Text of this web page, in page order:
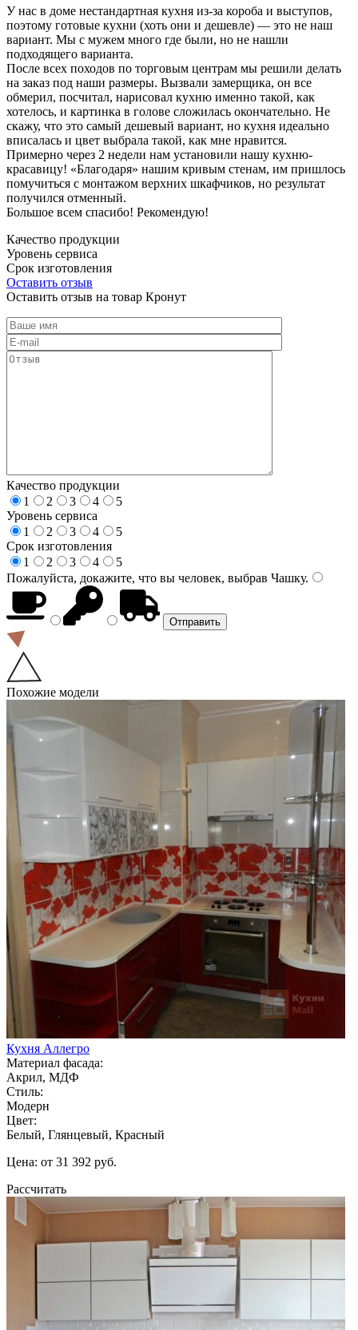
У нас в доме нестандартная кухня из-за короба и выступов,
поэтому готовые кухни (хоть они и дешевле) — это не наш
вариант. Мы с мужем много где были, но не нашли
подходящего варианта.
После всех походов по торговым центрам мы решили делать
на заказ под наши размеры. Вызвали замерщика, он все
обмерил, посчитал, нарисовал кухню именно такой, как
хотелось, и картинка в голове сложилась окончательно. Не
скажу, что это самый дешевый вариант, но кухня идеально
вписалась и цвет выбрала такой, как мне нравится.
Примерно через 2 недели нам установили нашу кухню-
красавицу! «Благодаря» нашим кривым стенам, им пришлось
помучиться с монтажом верхних шкафчиков, но результат
получился отменный.
Большое всем спасибо! Рекомендую!
Качество продукции
Уровень сервиса
Срок изготовления
Оставить отзыв
Оставить отзыв на товар Кронут
Качество продукции
1
2 3 4
5
Уровень сервиса
1
2 3 4
5
Срок изготовления
1
2 3 4
5
Пожалуйста, докажите, что вы человек, выбрав Чашку.
Похожие модели
Кухня Аллегро
Материал фасада:
Акрил, МДФ
Стиль:
Модерн
Цвет:
Белый, Глянцевый, Красный
Цена: от 31 392 руб.
Рассчитать